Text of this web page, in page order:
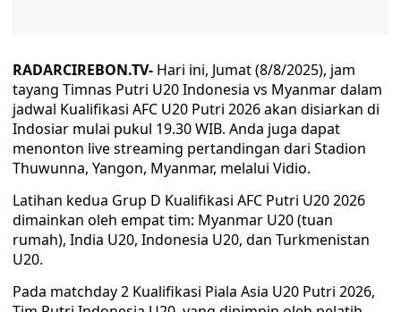
RADARCIREBON.TV- Hari ini, Jumat (8/8/2025), jam
tayang Timnas Putri U20 Indonesia vs Myanmar dalam
jadwal Kualifikasi AFC U20 Putri 2026 akan disiarkan di
Indosiar mulai pukul 19.30 WIB. Anda juga dapat
menonton live streaming pertandingan dari Stadion
Thuwunna, Yangon, Myanmar, melalui Vidio.
Latihan kedua Grup D Kualifikasi AFC Putri U20 2026
dimainkan oleh empat tim: Myanmar U20 (tuan
rumah), India U20, Indonesia U20, dan Turkmenistan
U20.
Pada matchday 2 Kualifikasi Piala Asia U20 Putri 2026,